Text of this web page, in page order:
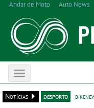
Andar de Moto Auto News
Toggle
navigation
Notícias
desporto